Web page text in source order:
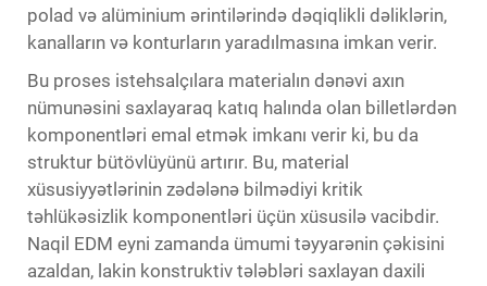
polad və alüminium ərintilərində dəqiqlikli dəliklərin,
kanalların və konturların yaradılmasına imkan verir.
Bu proses istehsalçılara materialın dənəvi axın
nümunəsini saxlayaraq katıq halında olan billetlərdən
komponentləri emal etmək imkanı verir ki, bu da
struktur bütövlüyünü artırır. Bu, material
xüsusiyyətlərinin zədələnə bilmədiyi kritik
təhlükəsizlik komponentləri üçün xüsusilə vacibdir.
Naqil EDM eyni zamanda ümumi təyyarənin çəkisini
azaldan, lakin konstruktiv tələbləri saxlayan daxili